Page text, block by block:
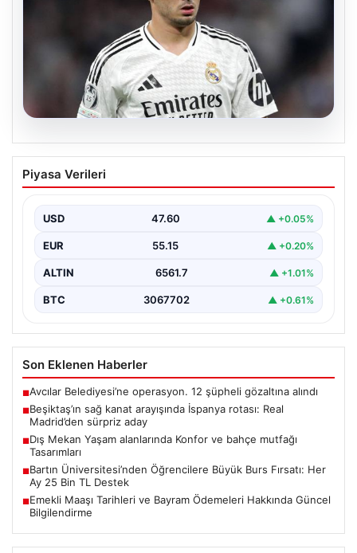
05.08.2026
Beşiktaş’ın sağ kanat arayışında
İspanya rotası: Real Madrid’den sürpriz
Muhammed Salah için sürdürülen görüşmelerin son
alternatif çözümlere hız…
Piyasa Verileri
USD 47.60 ▲ +0.05%
EUR 55.15 ▲ +0.20%
ALTIN 6561.7 ▲ +1.01%
BTC 3067702 ▲ +0.61%
Son Eklenen Haberler
■Avcılar Belediyesi’ne operasyon. 12 şüpheli gözaltına alındı
■Beşiktaş’ın sağ kanat arayışında İspanya rotası: Real
Madrid’den sürpriz aday
■Dış Mekan Yaşam alanlarında Konfor ve bahçe mutfağı
Tasarımları
■Bartın Üniversitesi’nden Öğrencilere Büyük Burs Fırsatı: Her
Ay 25 Bin TL Destek
■Emekli Maaşı Tarihleri ve Bayram Ödemeleri Hakkında Güncel
Bilgilendirme